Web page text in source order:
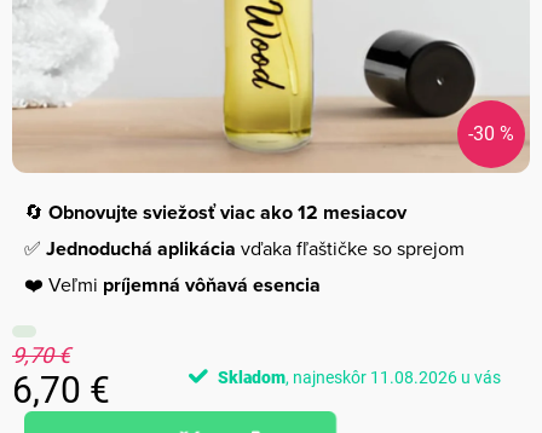
-30 %
🔄 Obnovujte sviežosť viac ako 12 mesiacov
✅ Jednoduchá aplikácia vďaka fľaštičke so sprejom
❤️ Veľmi príjemná vôňavá esencia
9,70 €
6,70 €
Jednotková
Skladom 11.08.2026